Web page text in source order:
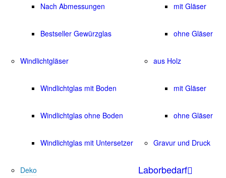
Nach Abmessungen
Bestseller Gewürzglas
Windlichtgläser
Windlichtglas mit Boden
Windlichtglas ohne Boden
Windlichtglas mit Untersetzer
Deko
mit Gläser
ohne Gläser
aus Holz
mit Gläser
ohne Gläser
Gravur und Druck
Laborbedarf